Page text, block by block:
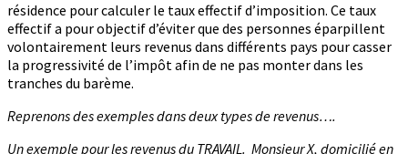
résidence pour calculer le taux effectif d’imposition. Ce taux
effectif a pour objectif d’éviter que des personnes éparpillent
volontairement leurs revenus dans différents pays pour casser
la progressivité de l’impôt afin de ne pas monter dans les
tranches du barème.
Reprenons des exemples dans deux types de revenus….
Un exemple pour les revenus du TRAVAIL. Monsieur X, domicilié en